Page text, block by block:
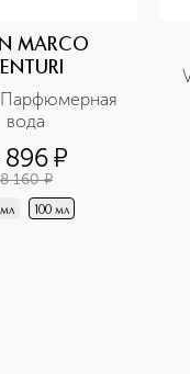
MARCO
вода
896¤
8 160 ¤
100 мл